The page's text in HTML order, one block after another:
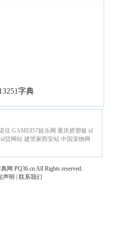
字典
佳 GAME857娱乐网 重庆挤塑板 id
id贷网站 建管家西安站 中国宠物网
网 PQ36.cnAll Rights reserved.
声明 联系我们